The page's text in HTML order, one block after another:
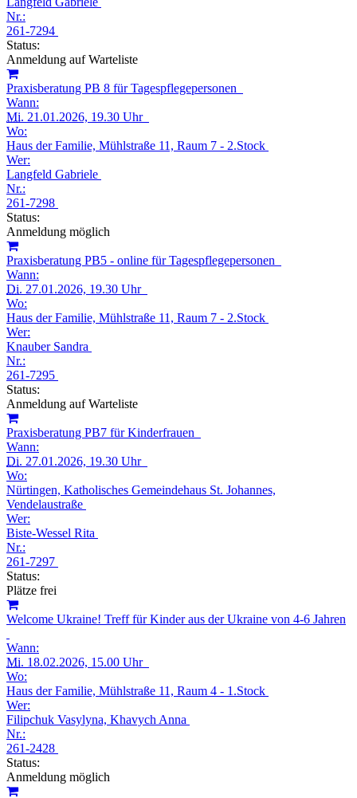
Nr.:
261-7294
Status:
Anmeldung auf Warteliste
Praxisberatung PB 8 für Tagespflegepersonen
Wann:
Mi. 21.01.2026, 19.30 Uhr
Wo:
Haus der Familie, Mühlstraße 11, Raum 7 - 2.Stock
Wer:
Langfeld Gabriele
Nr.:
261-7298
Status:
Anmeldung möglich
Praxisberatung PB5 - online für Tagespflegepersonen
Wann:
Di. 27.01.2026, 19.30 Uhr
Wo:
Haus der Familie, Mühlstraße 11, Raum 7 - 2.Stock
Wer:
Knauber Sandra
Nr.:
261-7295
Status:
Anmeldung auf Warteliste
Praxisberatung PB7 für Kinderfrauen
Wann:
Di. 27.01.2026, 19.30 Uhr
Wo:
Nürtingen, Katholisches Gemeindehaus St. Johannes,
Vendelaustraße
Wer:
Biste-Wessel Rita
Nr.:
261-7297
Status:
Plätze frei
Welcome Ukraine! Treff für Kinder aus der Ukraine von 4-6 Jahren
Wann:
Mi. 18.02.2026, 15.00 Uhr
Wo:
Haus der Familie, Mühlstraße 11, Raum 4 - 1.Stock
Wer:
Filipchuk Vasylyna, Khavych Anna
Nr.:
261-2428
Status:
Anmeldung möglich